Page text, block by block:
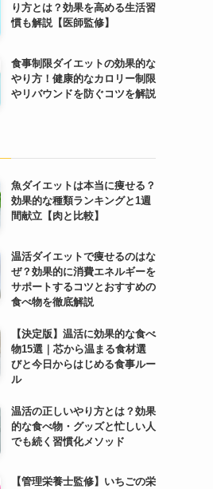
り方とは？効果を高める生活習
慣も解説【医師監修】
食事制限ダイエットの効果的な
やり方！健康的なカロリー制限
やリバウンドを防ぐコツを解説
魚ダイエットは本当に痩せる？
効果的な種類ランキングと1週
間献立【肉と比較】
温活ダイエットで痩せるのはな
ぜ？効果的に消費エネルギーを
サポートするコツとおすすめの
食べ物を徹底解説
【決定版】温活に効果的な食べ
物15選｜芯から温まる食材選
びと今日からはじめる食事ルー
ル
温活の正しいやり方とは？効果
的な食べ物・グッズと忙しい人
でも続く習慣化メソッド
【管理栄養士監修】いちごの栄